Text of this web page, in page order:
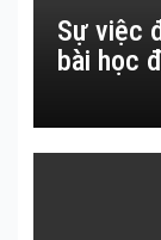
Sự việc
bài học